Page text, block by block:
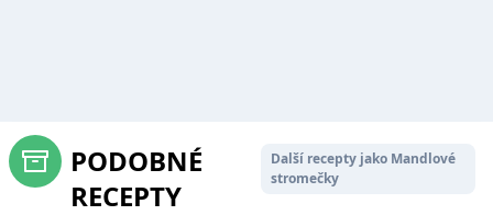
PODOBNÉ
RECEPTY
Další recepty jako Mandlové
stromečky